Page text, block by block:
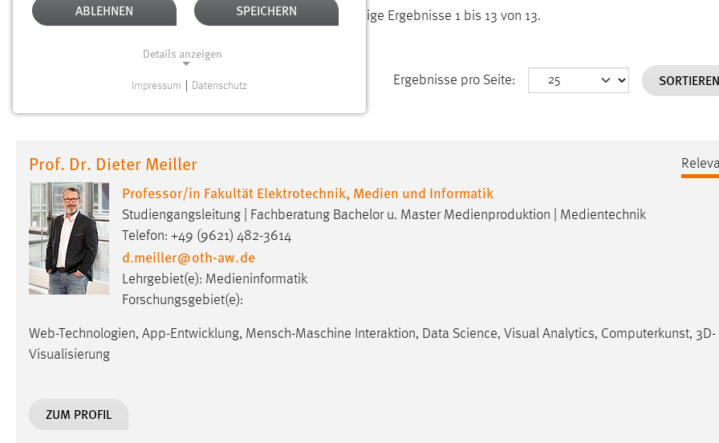
Gesucht nach "raum". Es wurden 13 Ergebnisse gefunden. Zeige Ergebnisse 1 bis 13 von 13.
Ergebnisse pro Seite:
Prof. Dr. Dieter Meiller
Professor/in Fakultät Elektrotechnik, Medien und Informatik
Studiengangsleitung | Fachberatung Bachelor u. Master Medienproduktion | Medientechnik
Telefon: +49 (9621) 482-3614
d.meiller@oth-aw.de
Lehrgebiet(e): Medieninformatik
Forschungsgebiet(e):
Web-Technologien, App-Entwicklung, Mensch-Maschine Interaktion, Data Science, Visual Analytics, Computerkunst, 3D-
Visualisierung
ZUM PROFIL
ABLEHNEN SPEICHERN
Details anzeigen
Website erforderlich.
Einverständnis
Name: cookie_consent
Zweck:
Dieser Cookie speichert die
ausgewählten Einverständnis-Optionen
des Benutzers
Cookie Laufzeit: 1 Jahr
Name:
Impressum Datenschutz